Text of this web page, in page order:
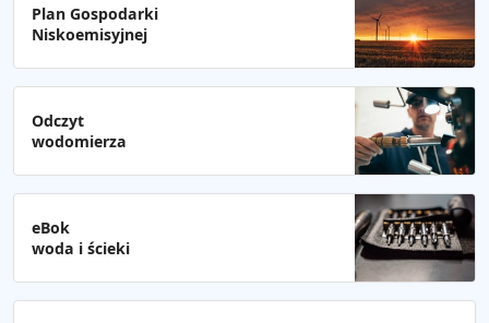
Plan Gospodarki
Niskoemisyjnej
Odczyt
wodomierza
eBok
woda i ścieki